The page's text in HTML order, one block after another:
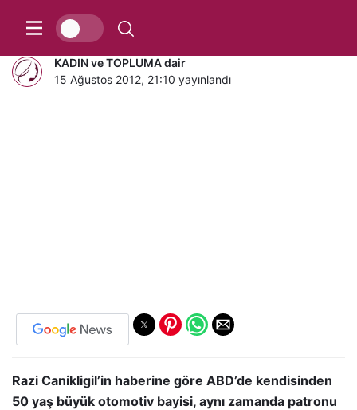
Tek işi yatmaktı!
KADIN ve TOPLUMA dair
15 Ağustos 2012, 21:10 yayınlandı
Razi Canikligil’in haberine göre ABD’de kendisinden
50 yaş büyük otomotiv bayisi, aynı zamanda patronu